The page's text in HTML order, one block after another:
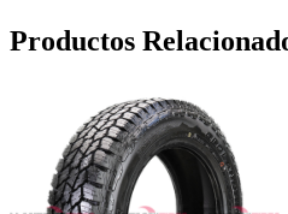
Productos